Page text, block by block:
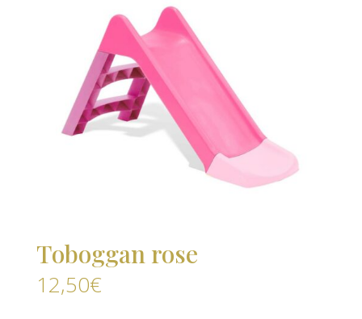
Toboggan rose
12,50€